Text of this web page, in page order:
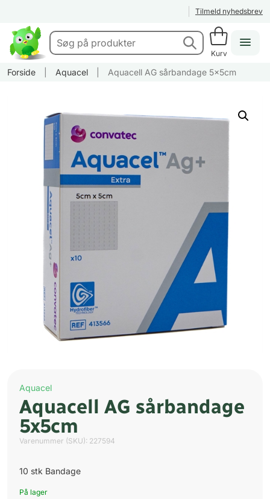
Tilmeld nyhedsbrev
Kurv
Forside Aquacel Aquacell AG sårbandage 5x5cm
Aquacel
Aquacell AG sårbandage
5x5cm
Varenummer (SKU): 227594
10 stk Bandage
På lager